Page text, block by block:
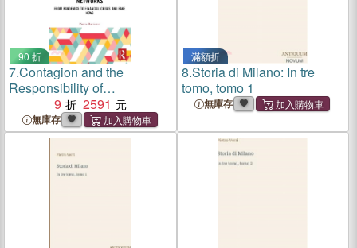
90 折
7.Contagion and the
Responsibility of
Networks：From Pandemics
to Financial Crises and Fake
News
9 2591
無庫存
滿額折
8.Storia di Milano: In tre
tomo, tomo 1
無庫存